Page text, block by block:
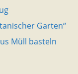
Garten“
Müll basteln